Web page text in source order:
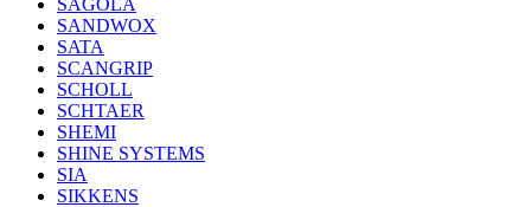
SAGOLA
SANDWOX
SATA
SCANGRIP
SCHOLL
SCHTAER
SHEMI
SHINE SYSTEMS
SIA
SIKKENS